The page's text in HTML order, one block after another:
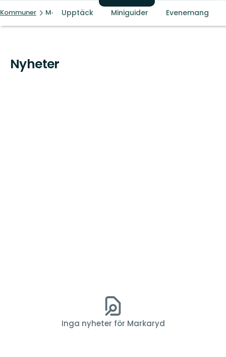
Kommuner MarkarydUpptäck Miniguider Evenemang
Nyheter
Inga nyheter för Markaryd